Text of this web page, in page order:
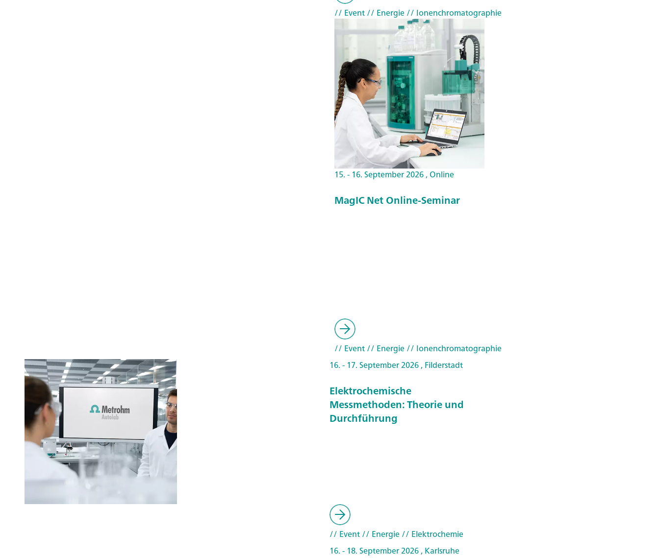
// Event// Energie// Ionenchromatographie
15. - 16. September 2026 , Online
MagIC Net Online-Seminar
// Event// Energie// Ionenchromatographie
16. - 17. September 2026 , Filderstadt
Elektrochemische
Messmethoden: Theorie und
Durchführung
// Event// Energie// Elektrochemie
16. - 18. September 2026 , Karlsruhe